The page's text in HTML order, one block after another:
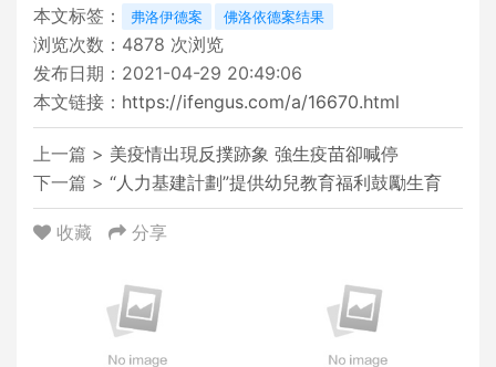
本文标签：
弗洛伊德案 佛洛依德案结果
浏览次数： 4878 次浏览
发布日期：2021-04-29 20:49:06
本文链接： https://ifengus.com/a/16670.html
上一篇 > 美疫情出現反撲跡象 強生疫苗卻喊停
下一篇 > “人力基建計劃”提供幼兒教育福利鼓勵生育
收藏 分享